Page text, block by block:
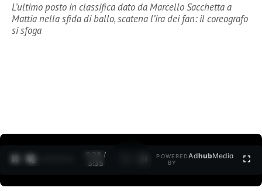
L’ultimo posto in classifica dato da Marcello Sacchetta a
Mattia nella sfida di ballo, scatena l’ira dei fan: il coreografo
si sfoga
0:30 /
3:35
POWERED
BY
AdhubMedia